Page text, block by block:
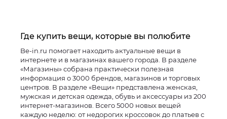
Где купить вещи, которые вы полюбите
Be-in.ru помогает находить актуальные вещи в
интернете и в магазинах вашего города. В разделе
«Магазины» собрана практически полезная
информация о 3000 брендов, магазинов и торговых
центров. В разделе «Вещи» представлена женская,
мужская и детская одежда, обувь и аксессуары из 200
интернет-магазинов. Всего 5000 новых вещей
каждую неделю: от недорогих кроссовок до платьев с